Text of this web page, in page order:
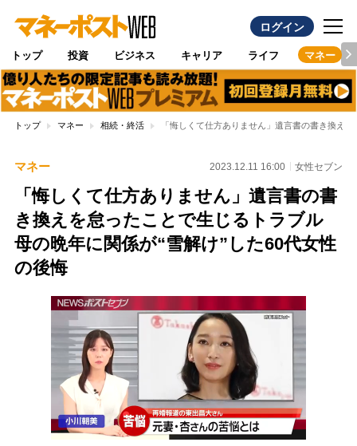
ログイン
トップ 投資 ビジネス キャリア ライフ マネー
トップ マネー 相続・終活 「悔しくて仕方ありません」遺言書の書き換え
マネー 2023.12.11 16:00 女性セブン
「悔しくて仕方ありません」遺言書の書
き換えを怠ったことで生じるトラブル
母の晩年に関係が“雪解け”した60代女性
の後悔